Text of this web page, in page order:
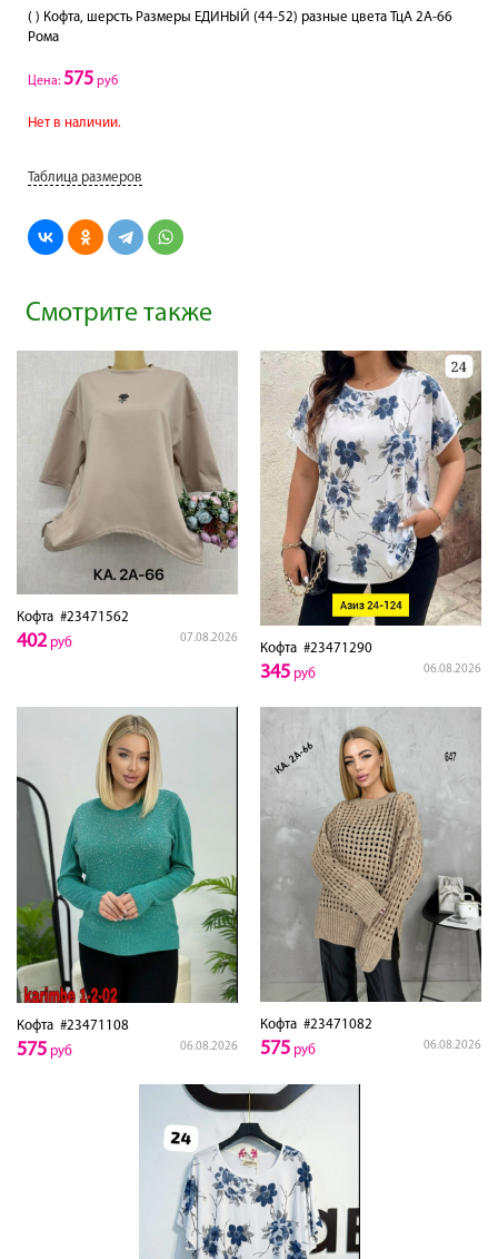
( ) Кофта, шерсть Размеры ЕДИНЫЙ (44-52) разные цвета ТцА 2A-66
Рома
Цена: 575 руб
Нет в наличии.
Таблица размеров
Смотрите также
Кофта #23471562
07.08.2026
402руб Кофта #23471290
06.08.2026
345 руб
Кофта #23471108
06.08.2026
575 руб
Кофта #23471082
06.08.2026
575 руб